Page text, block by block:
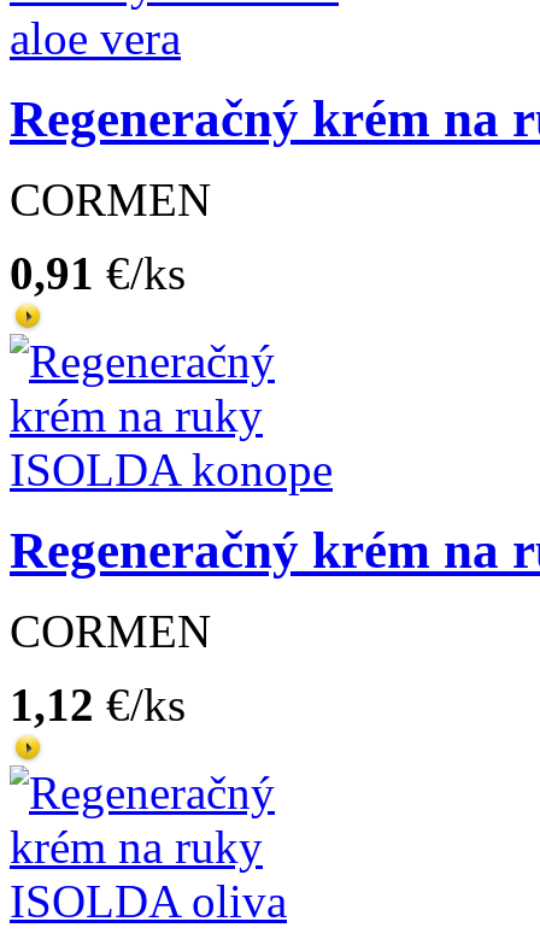
Regeneračný krém na
CORMEN
0,91 €/ks
Regeneračný krém na
CORMEN
1,12 €/ks